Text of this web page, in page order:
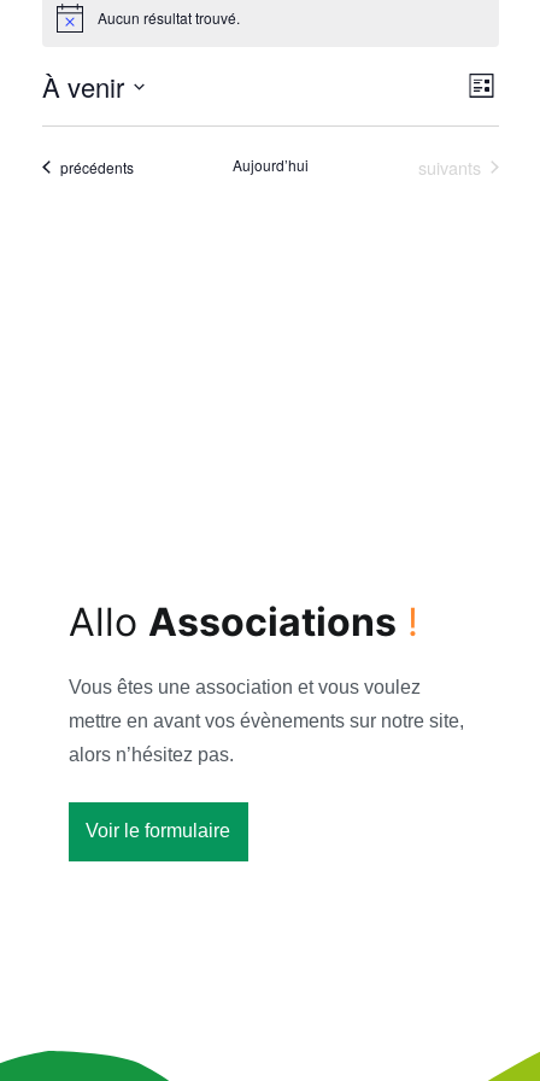
Notice Aucun résultat trouvé.
par
de
vues
Liste
À venir
Sélectionnez
uneÉvènements
précédents Aujourd’hui Évènements
suivants
Allo Associations !
Vous êtes une association et vous voulez
mettre en avant vos évènements sur notre site,
alors n’hésitez pas.
Voir le formulaire